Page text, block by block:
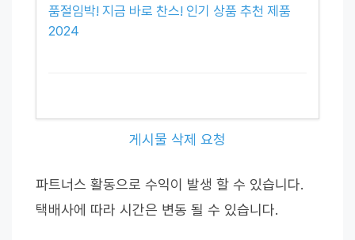
품절임박! 지금 바로 찬스! 인기 상품 추천 제품
2024
게시물 삭제 요청
파트너스 활동으로 수익이 발생 할 수 있습니다.
택배사에 따라 시간은 변동 될 수 있습니다.